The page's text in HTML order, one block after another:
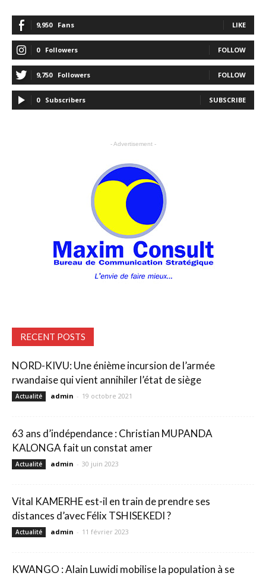
9,950 Fans LIKE
0 Followers FOLLOW
9,750 Followers FOLLOW
0 Subscribers SUBSCRIBE
- Advertisement -
RECENT POSTS
NORD-KIVU: Une énième incursion de l’armée
rwandaise qui vient annihiler l’état de siège
Actualité admin - 19 octobre 2021
63 ans d’indépendance : Christian MUPANDA
KALONGA fait un constat amer
Actualité admin - 30 juin 2023
Vital KAMERHE est-il en train de prendre ses
distances d’avec Félix TSHISEKEDI ?
Actualité admin - 11 février 2023
KWANGO : Alain Luwidi mobilise la population à se